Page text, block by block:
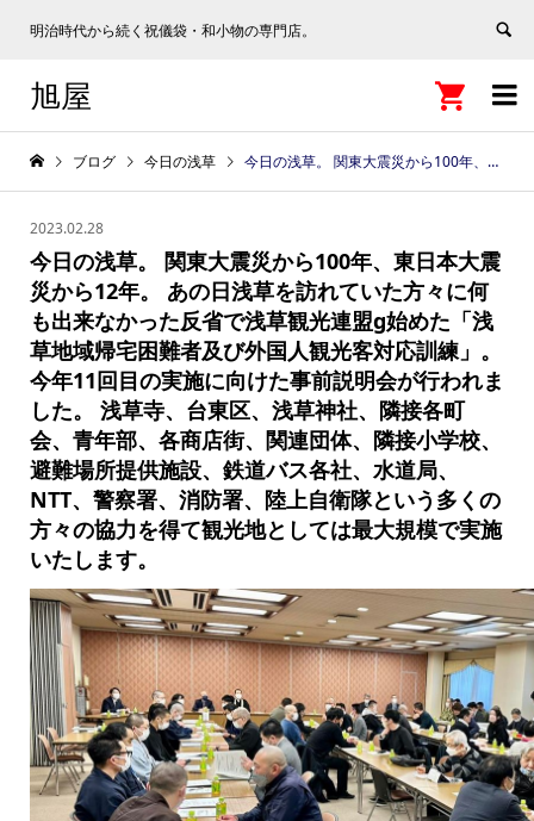
明治時代から続く祝儀袋・和小物の専門店。

旭屋 
ブログ 今日の浅草 今日の浅草。 関東大震災から100年、東日本大震災から12年。 あの日浅草を訪れていた方々に何も出来なかった反省で浅草観光連盟g始めた「浅草地域帰宅困難者及び外国人観光客対応訓練」。 今年11回目の実施に向けた事前説明会が行われました。 浅草寺、台東区、浅草神社、隣接各町会、青年部、各商店街、関連団体、隣接小学校、避難場所提供施設、鉄道バス各社、水道局、NTT、警察署、消防署、陸上自衛隊という多くの方々の協力を得て観光地としては最大規模で実施いたします。
2023.02.28
今日の浅草。 関東大震災から100年、東日本大震
災から12年。 あの日浅草を訪れていた方々に何
も出来なかった反省で浅草観光連盟g始めた「浅
草地域帰宅困難者及び外国人観光客対応訓練」。
今年11回目の実施に向けた事前説明会が行われま
した。 浅草寺、台東区、浅草神社、隣接各町
会、青年部、各商店街、関連団体、隣接小学校、
避難場所提供施設、鉄道バス各社、水道局、
NTT、警察署、消防署、陸上自衛隊という多くの
方々の協力を得て観光地としては最大規模で実施
いたします。